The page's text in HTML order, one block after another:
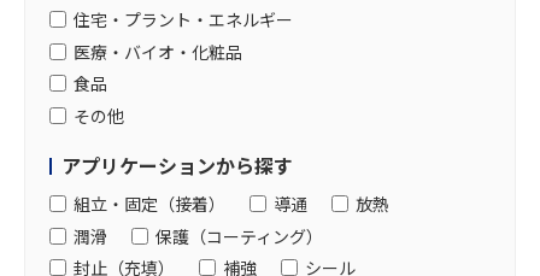
住宅・プラント・エネルギー
医療・バイオ・化粧品
食品
その他
アプリケーションから探す
組立・固定（接着） 導通
放熱
潤滑
保護（コーティング）
封止（充填）
補強 シール